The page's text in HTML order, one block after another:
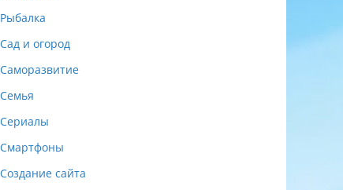
Рыбалка
Сад и огород
Саморазвитие
Семья
Сериалы
Смартфоны
Создание сайта